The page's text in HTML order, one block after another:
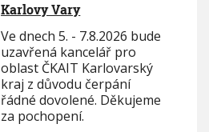
Karlovy Vary
Ve dnech 5. - 7.8.2026 bude
uzavřená kancelář pro
oblast ČKAIT Karlovarský
kraj z důvodu čerpání
řádné dovolené. Děkujeme
za pochopení.